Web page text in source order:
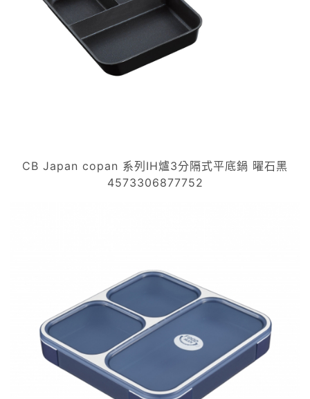
CB Japan copan 系列IH爐3分隔式平底鍋 曜石黑
4573306877752